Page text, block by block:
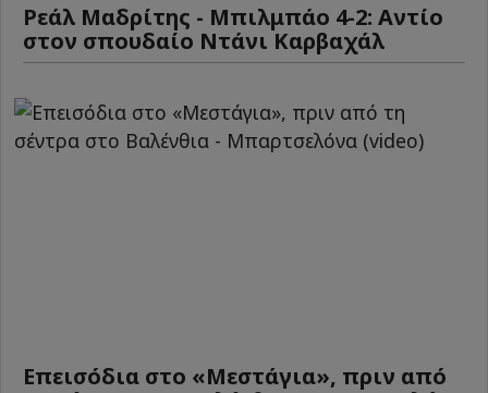
Ρεάλ Μαδρίτης - Μπιλμπάο 4-2: Αντίο
στον σπουδαίο Ντάνι Καρβαχάλ
Επεισόδια στο «Μεστάγια», πριν από